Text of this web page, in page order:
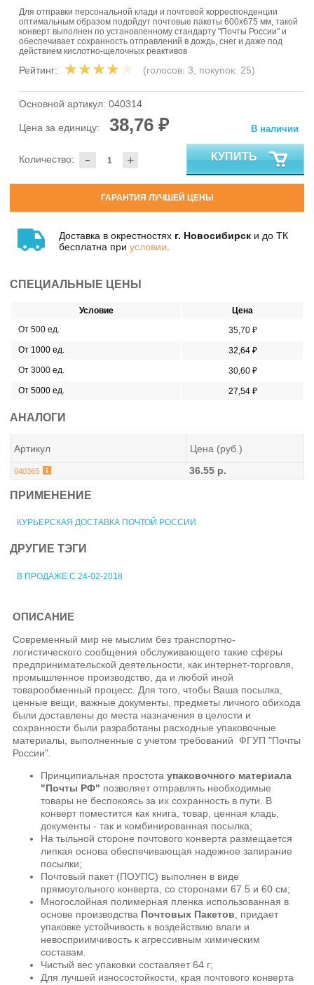
Для отправки персональной клади и почтовой корреспонденции
оптимальным образом подойдут почтовые пакеты 600х675 мм, такой
конверт выполнен по установленному стандарту "Почты России" и
обеспечивает сохранность отправлений в дождь, снег и даже под
действием кислотно-щелочных реактивов
Рейтинг: (голосов: 3, покупок: 25)
Основной артикул: 040314
Цена за единицу: 38,76 ₽
- +
Количество:
В наличии
КУПИТЬ
ГАРАНТИЯ ЛУЧШЕЙ ЦЕНЫ
Доставка в окрестностях г. Новосибирск и до ТК
бесплатна при условии
СПЕЦИАЛЬНЫЕ ЦЕНЫ
Условие
Цена
От 500 ед.
35,70 ₽
От 1000 ед.
32,64 ₽
От 3000 ед.
30,60 ₽
От 5000 ед.
27,54 ₽
АНАЛОГИ
Артикул Цена (руб.)
040365 36.55 р.
ПРИМЕНЕНИЕ
КУРЬЕРСКАЯ ДОСТАВКА ПОЧТОЙ РОССИИ
ДРУГИЕ ТЭГИ
В ПРОДАЖЕ С 24-02-2018
ОПИСАНИЕ
Современный мир не мыслим без транспортно-
логистического сообщения обслуживающего такие сферы
предпринимательской деятельности, как интернет-торговля,
промышленное производство, да и любой иной
товарообменный процесс. Для того, чтобы Ваша посылка,
ценные вещи, важные документы, предметы личного обихода
были доставлены до места назначения в целости и
сохранности были разработаны расходные упаковочные
материалы, выполненные с учетом требований ФГУП "Почты
России".
Принципиальная простотаупаковочного материала
"Почты РФ" позволяет отправлять необходимые
товары не беспокоясь за их сохранность в пути. В
конверт поместится как книга, товар, ценная кладь,
документы - так и комбинированная посылка;
На тыльной стороне почтового конверта размещается
липкая основа обеспечивающая надежное запирание
посылки;
Почтовый пакет (ПОУПС) выполнен в виде
прямоугольного конверта, со сторонами 67.5 и 60 см;
Многослойная полимерная пленка использованная в
основе производства Почтовых Пакетов, придает
упаковке устойчивость к воздействию влаги и
невосприимчивость к агрессивным химическим
составам.
Чистый вес упаковки составляет 64 г;
Для лучшей износостойкости, края почтового конверта